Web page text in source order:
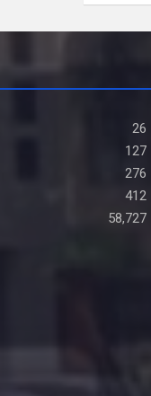
o
o
k
26
127
276
412
58,727